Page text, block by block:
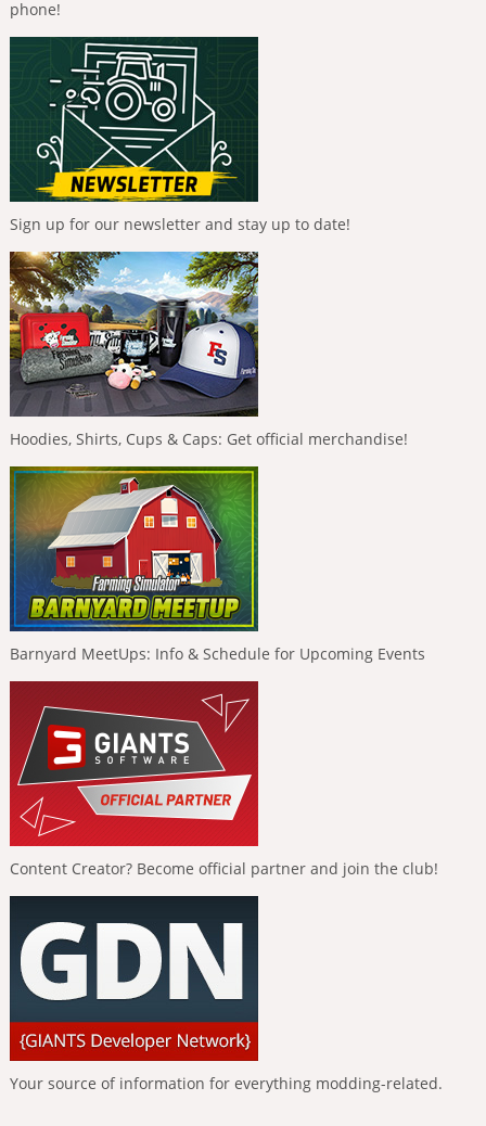
phone!
Sign up for our newsletter and stay up to date!
Hoodies, Shirts, Cups & Caps: Get official merchandise!
Barnyard MeetUps: Info & Schedule for Upcoming Events
Content Creator? Become official partner and join the club!
Your source of information for everything modding-related.